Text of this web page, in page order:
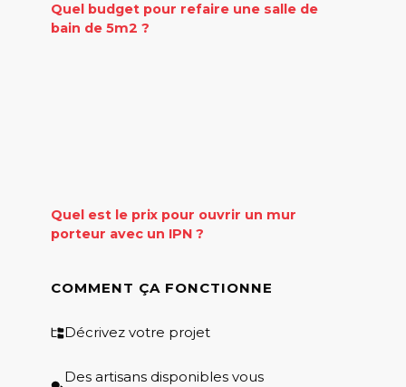
Quel budget pour refaire une salle de
bain de 5m2 ?
Quel est le prix pour ouvrir un mur
porteur avec un IPN ?
COMMENT ÇA FONCTIONNE
Décrivez votre projet
Des artisans disponibles vous